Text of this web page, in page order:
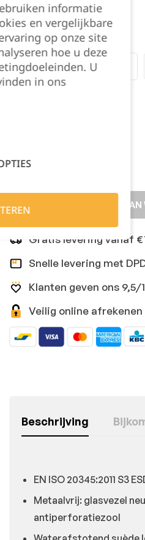
Maat:
39 40 41
TOEVOEGEN
Gratis levering vanaf
Snelle levering met
Klanten geven ons 9,5/
Veilig online
Beschrijving
EN ISO 20345:2011 S3
Metaalvrij: glasvezel
antiperforatiezool
informatie
en vergelijkbare
op onze site
hoe u deze
U
in ons